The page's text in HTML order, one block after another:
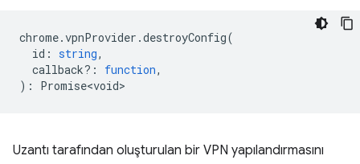
chrome.vpnProvider .destroyConfig(
id : string,
callback? : function,
) : Promise<void>
Uzantı tarafından oluşturulan bir VPN yapılandırmasını